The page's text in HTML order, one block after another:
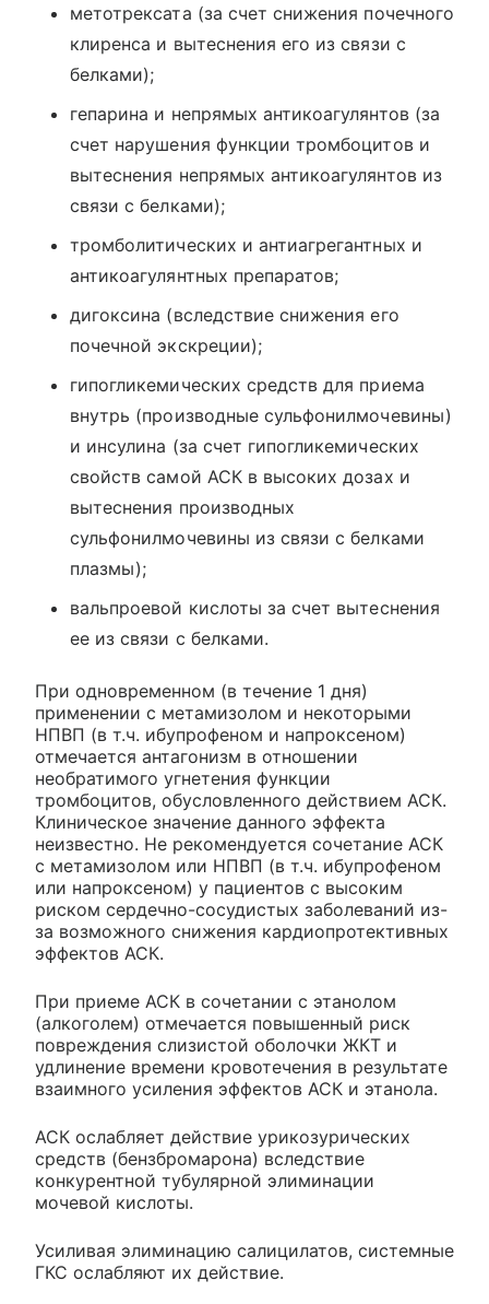
метотрексата (за счет снижения почечного
клиренса и вытеснения его из связи с
белками);
гепарина и непрямых антикоагулянтов (за
счет нарушения функции тромбоцитов и
вытеснения непрямых антикоагулянтов из
связи с белками);
тромболитических и антиагрегантных и
антикоагулянтных препаратов;
дигоксина (вследствие снижения его
почечной экскреции);
гипогликемических средств для приема
внутрь (производные сульфонилмочевины)
и инсулина (за счет гипогликемических
свойств самой АСК в высоких дозах и
вытеснения производных
сульфонилмочевины из связи с белками
плазмы);
вальпроевой кислоты за счет вытеснения
ее из связи с белками.
При одновременном (в течение 1 дня)
применении с метамизолом и некоторыми
НПВП (в т.ч. ибупрофеном и напроксеном)
отмечается антагонизм в отношении
необратимого угнетения функции
тромбоцитов, обусловленного действием АСК.
Клиническое значение данного эффекта
неизвестно. Не рекомендуется сочетание АСК
с метамизолом или НПВП (в т.ч. ибупрофеном
или напроксеном) у пациентов с высоким
риском сердечно-сосудистых заболеваний из-
за возможного снижения кардиопротективных
эффектов АСК.
При приеме АСК в сочетании с этанолом
(алкоголем) отмечается повышенный риск
повреждения слизистой оболочки ЖКТ и
удлинение времени кровотечения в результате
взаимного усиления эффектов АСК и этанола.
АСК ослабляет действие урикозурических
средств (бензбромарона) вследствие
конкурентной тубулярной элиминации
мочевой кислоты.
Усиливая элиминацию салицилатов, системные
ГКС ослабляют их действие.